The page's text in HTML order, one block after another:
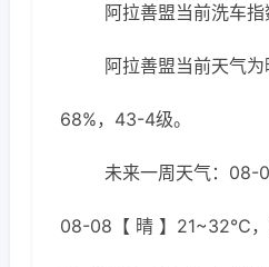
阿拉善盟当前洗车指
阿拉善盟当前天气
68%，43-4级。
未来一周天气：08-
08-08【 晴 】21~32℃，